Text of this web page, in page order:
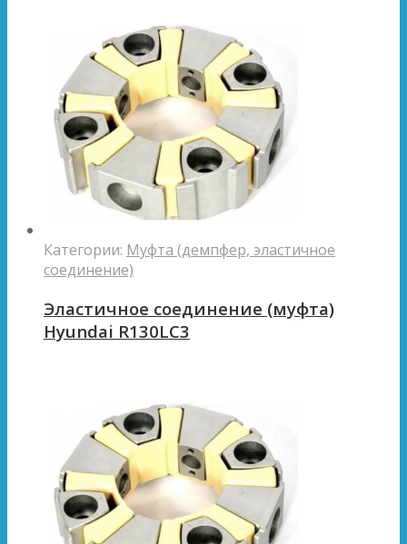
Категории: Муфта (демпфер, эластичное
соединение)
Эластичное соединение (муфта)
Hyundai R130LC3